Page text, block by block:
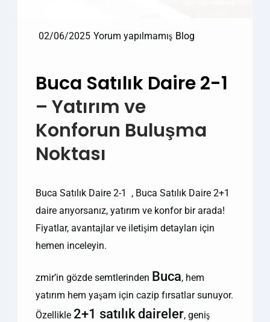
02/06/2025 Yorum yapılmamış Blog
Buca Satılık Daire 2-1
– Yatırım ve
Konforun Buluşma
Noktası
Buca Satılık Daire 2-1 , Buca Satılık Daire 2+1
daire arıyorsanız, yatırım ve konfor bir arada!
Fiyatlar, avantajlar ve iletişim detayları için
hemen inceleyin.
zmir’in gözde semtlerinden Buca, hem
yatırım hem yaşam için cazip fırsatlar sunuyor.
Özellikle 2+1 satılık daireler, geniş